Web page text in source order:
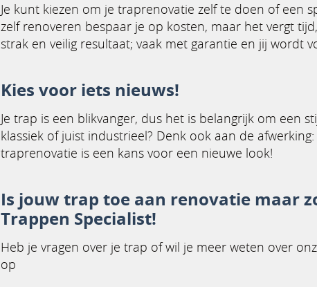
Je kunt kiezen om je traprenovatie zelf te doen of een
zelf renoveren bespaar je op kosten, maar het vergt
strak en veilig resultaat; vaak met garantie en jij wordt
Kies voor iets nieuws!
Je trap is een blikvanger, dus het is belangrijk om een
klassiek of juist industrieel? Denk ook aan de
traprenovatie is een kans voor een nieuwe look!
Is jouw trap toe aan renovatie maar
Trappen Specialist!
Heb je vragen over je trap of wil je meer weten over
op